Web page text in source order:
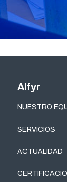
Alfyr
NUESTRO
SERVICIOS
ACTUALIDAD